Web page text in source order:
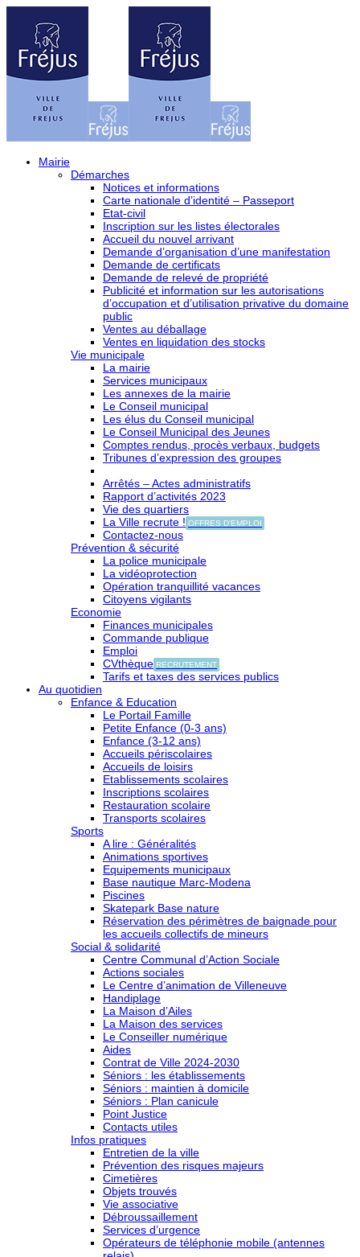
Mairie
Démarches
Notices et informations
Carte nationale d’identité – Passeport
Etat-civil
Inscription sur les listes électorales
Accueil du nouvel arrivant
Demande d’organisation d’une manifestation
Demande de certificats
Demande de relevé de propriété
Publicité et information sur les autorisations
d’occupation et d’utilisation privative du domaine
public
Ventes au déballage
Ventes en liquidation des stocks
Vie municipale
La mairie
Services municipaux
Les annexes de la mairie
Le Conseil municipal
Les élus du Conseil municipal
Le Conseil Municipal des Jeunes
Comptes rendus, procès verbaux, budgets
Tribunes d’expression des groupes
Arrêtés – Actes administratifs
Rapport d’activités 2023
Vie des quartiers
La Ville recrute ! OFFRES D'EMPLOI
Contactez-nous
Prévention & sécurité
La police municipale
La vidéoprotection
Opération tranquillité vacances
Citoyens vigilants
Economie
Finances municipales
Commande publique
Emploi
CVthèque RECRUTEMENT
Tarifs et taxes des services publics
Au quotidien
Enfance & Education
Le Portail Famille
Petite Enfance (0-3 ans)
Enfance (3-12 ans)
Accueils périscolaires
Accueils de loisirs
Etablissements scolaires
Inscriptions scolaires
Restauration scolaire
Transports scolaires
Sports
A lire : Généralités
Animations sportives
Equipements municipaux
Base nautique Marc-Modena
Piscines
Skatepark Base nature
Réservation des périmètres de baignade pour
les accueils collectifs de mineurs
Social & solidarité
Centre Communal d’Action Sociale
Actions sociales
Le Centre d’animation de Villeneuve
Handiplage
La Maison d’Ailes
La Maison des services
Le Conseiller numérique
Aides
Contrat de Ville 2024-2030
Séniors : les établissements
Séniors : maintien à domicile
Séniors : Plan canicule
Point Justice
Contacts utiles
Infos pratiques
Entretien de la ville
Prévention des risques majeurs
Cimetières
Objets trouvés
Vie associative
Débroussaillement
Services d’urgence
Opérateurs de téléphonie mobile (antennes